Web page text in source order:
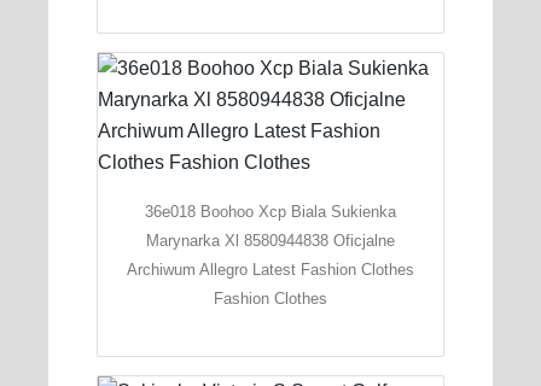
36e018 Boohoo Xcp Biala Sukienka
Marynarka Xl 8580944838 Oficjalne
Archiwum Allegro Latest Fashion Clothes
Fashion Clothes